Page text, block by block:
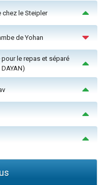
chez le Steipler
de Yohan
le repas et séparé